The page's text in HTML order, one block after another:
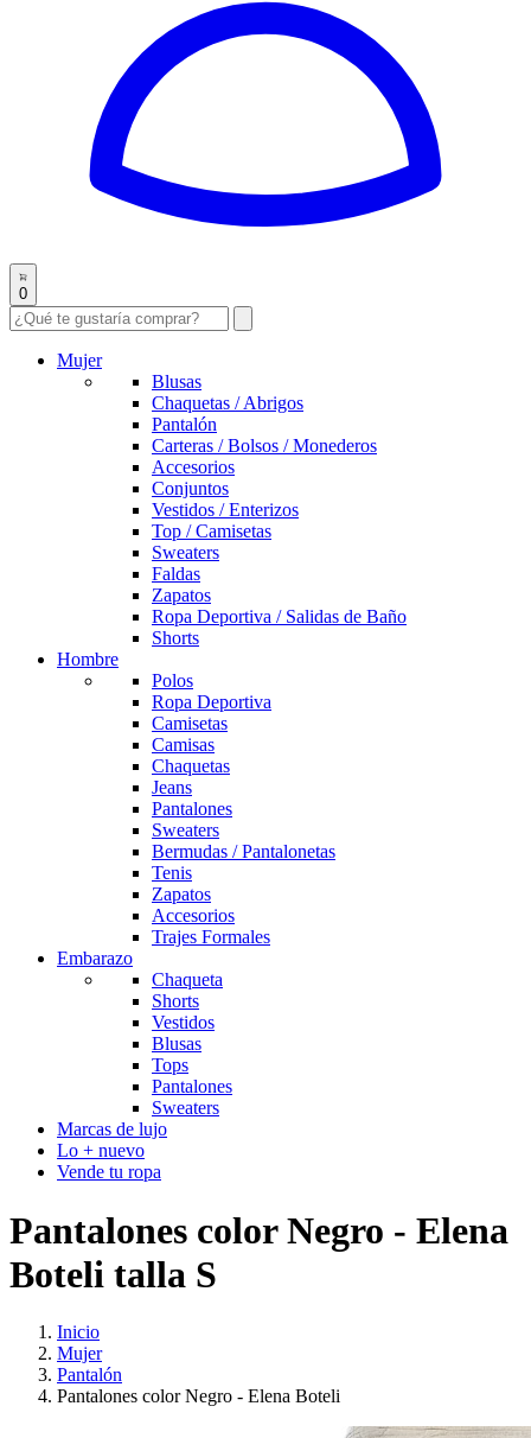
0
Mujer
Blusas
Chaquetas / Abrigos
Pantalón
Carteras / Bolsos / Monederos
Accesorios
Conjuntos
Vestidos / Enterizos
Top / Camisetas
Sweaters
Faldas
Zapatos
Ropa Deportiva / Salidas de Baño
Shorts
Hombre
Polos
Ropa Deportiva
Camisetas
Camisas
Chaquetas
Jeans
Pantalones
Sweaters
Bermudas / Pantalonetas
Tenis
Zapatos
Accesorios
Trajes Formales
Embarazo
Chaqueta
Shorts
Vestidos
Blusas
Tops
Pantalones
Sweaters
Marcas de lujo
Lo + nuevo
Vende tu ropa
Pantalones color Negro - Elena
Boteli talla S
Inicio
Mujer
Pantalón
Pantalones color Negro - Elena Boteli